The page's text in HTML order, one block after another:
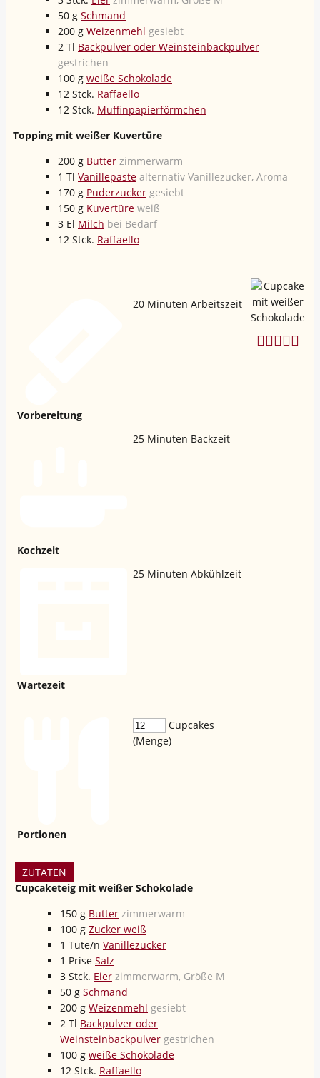
50 g Schmand
200 g Weizenmehl gesiebt
2 Tl Backpulver oder Weinsteinbackpulver
gestrichen
100 g weiße Schokolade
12 Stck. Raffaello
12 Stck. Muffinpapierförmchen
Topping mit weißer Kuvertüre
200 g Butter zimmerwarm
1 Tl Vanillepaste alternativ Vanillezucker, Aroma
170 g Puderzucker gesiebt
150 g Kuvertüre weiß
3 El Milch bei Bedarf
12 Stck. Raffaello
Vorbereitung
20 Minuten Arbeitszeit
Kochzeit
25 Minuten Backzeit
Wartezeit
25 Minuten Abkühlzeit
Portionen
Cupcakes
(Menge)
ZUTATEN
Cupcaketeig mit weißer Schokolade
150 g Butter zimmerwarm
100 g Zucker weiß
1 Tüte/n Vanillezucker
1 Prise Salz
3 Stck. Eier zimmerwarm, Größe M
50 g Schmand
200 g Weizenmehl gesiebt
2 Tl Backpulver oder
Weinsteinbackpulver gestrichen
100 g weiße Schokolade
12 Stck. Raffaello